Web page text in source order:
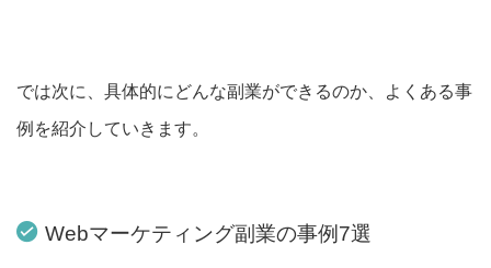
では次に、具体的にどんな副業ができるのか、よくある事
例を紹介していきます。
Webマーケティング副業の事例7選